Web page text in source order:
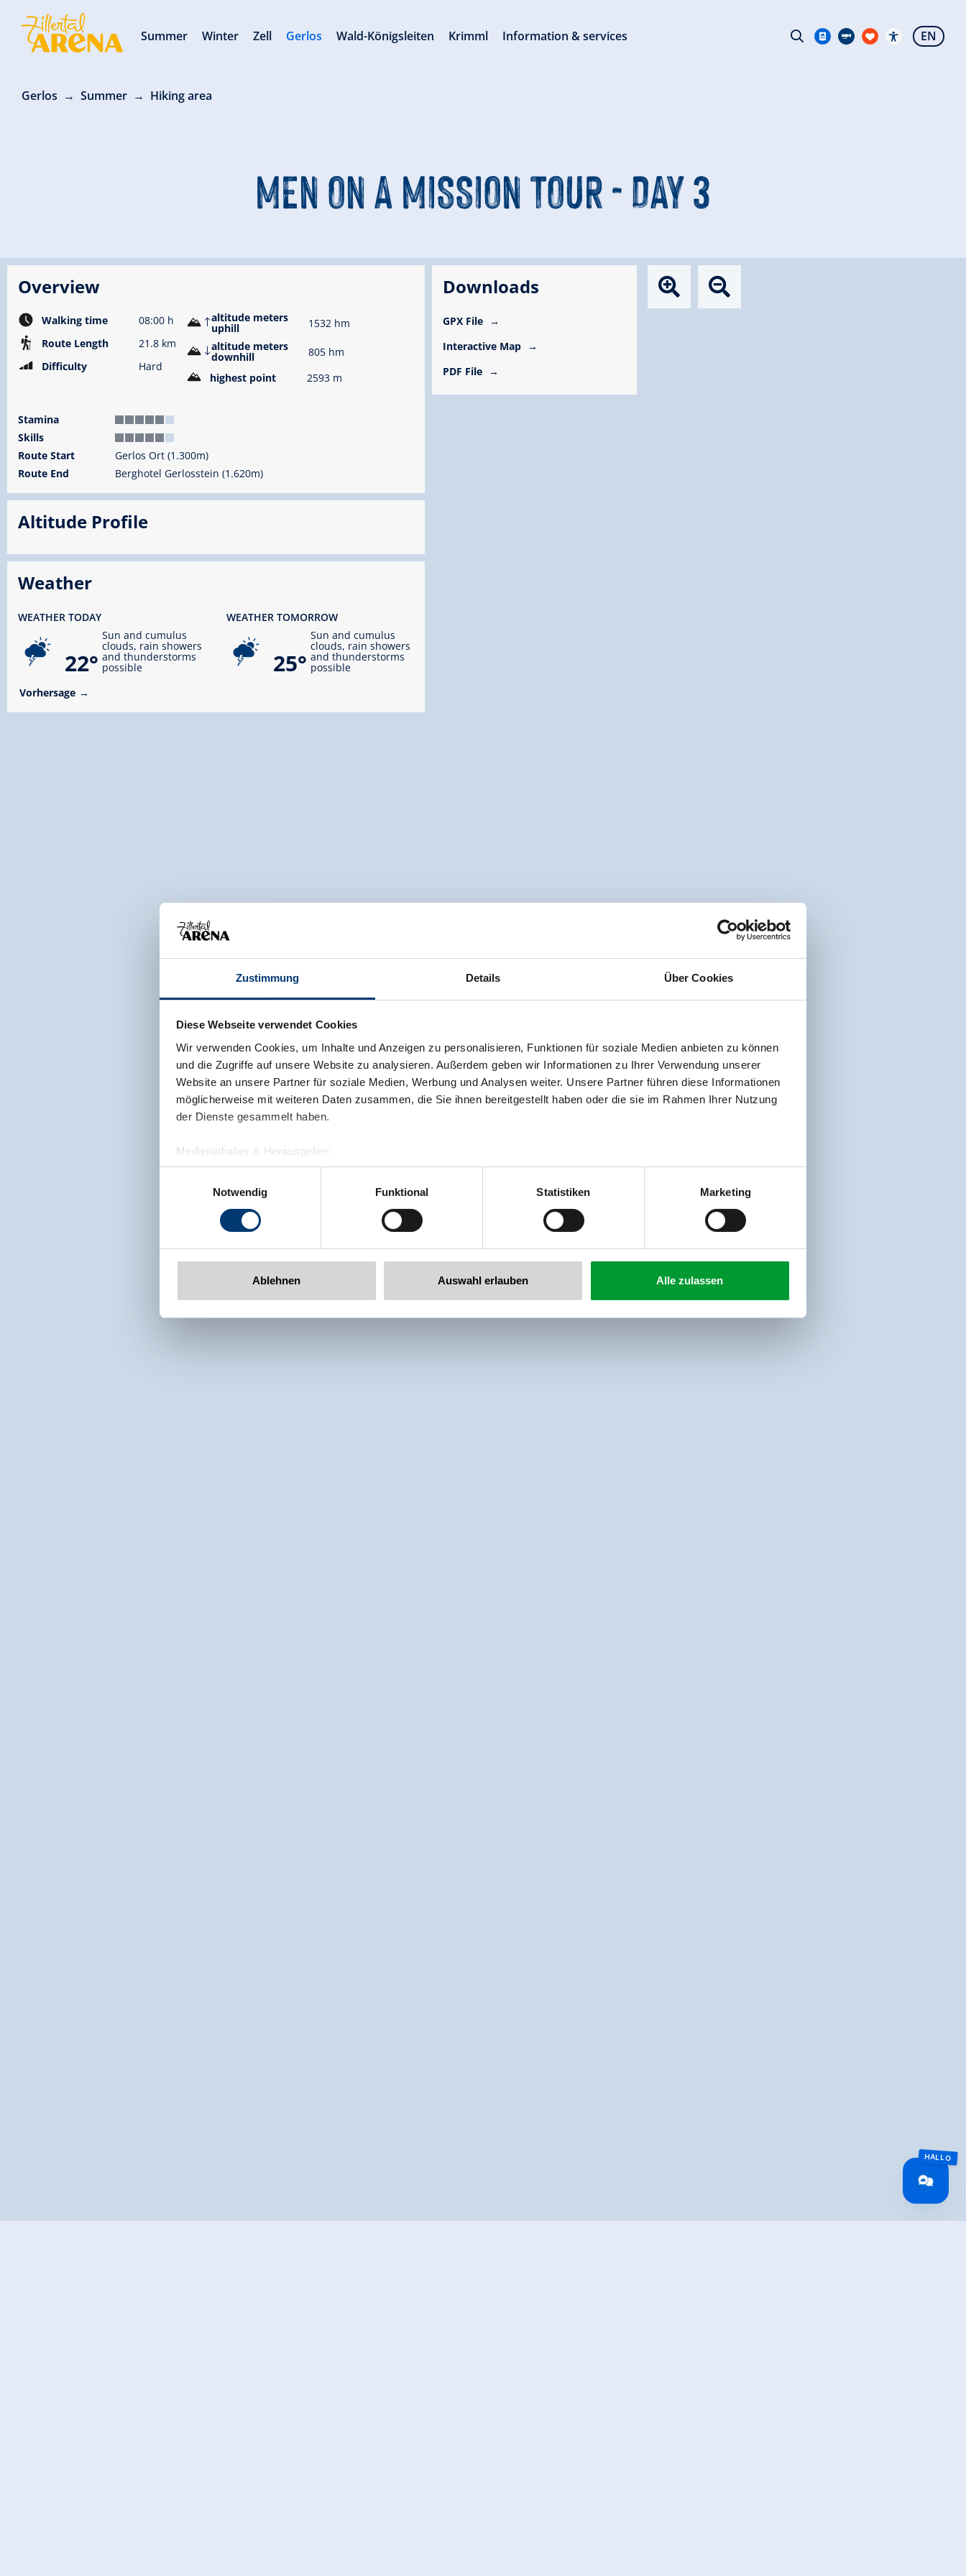
Zustimmung Details Über Cookies
Diese Webseite verwendet Cookies
Wir verwenden Cookies, um Inhalte und Anzeigen zu personalisieren, Funktionen für soziale Medien anbieten zu können
und die Zugriffe auf unsere Website zu analysieren. Außerdem geben wir Informationen zu Ihrer Verwendung unserer
Website an unsere Partner für soziale Medien, Werbung und Analysen weiter. Unsere Partner führen diese Informationen
möglicherweise mit weiteren Daten zusammen, die Sie ihnen bereitgestellt haben oder die sie im Rahmen Ihrer Nutzung
der Dienste gesammelt haben.
Medieninhaber & Herausgeber:
Zeller Bergbahnen Zillertal GmbH & Co KG
Rohr 23// A-6280 Zell am Ziller
www.zillertalarena.com
Notwendig
Funktional Statistiken Marketing
Ablehnen Auswahl erlauben Alle zulassen
Gerlos Summer Hiking area
MEN ON A MISSION TOUR - DAY 3
Overview
Walking time
08:00 h
Route Length
21.8 km
Difficulty
Hard
altitude meters
uphill
1532 hm
altitude meters
downhill
805 hm
highest point
2593 m
Stamina
Skills
Route Start
Gerlos Ort (1.300m)
Route End
Berghotel Gerlosstein (1.620m)
Altitude Profile
Weather
WEATHER TODAY
22°
Sun and cumulus
clouds, rain showers
and thunderstorms
possible
WEATHER TOMORROW
25°
Sun and cumulus
clouds, rain showers
and thunderstorms
possible
Vorhersage
Downloads
GPX File
Interactive Map
PDF File
Summer Winter Zell Gerlos Wald-Königsleiten Krimml Information & services EN